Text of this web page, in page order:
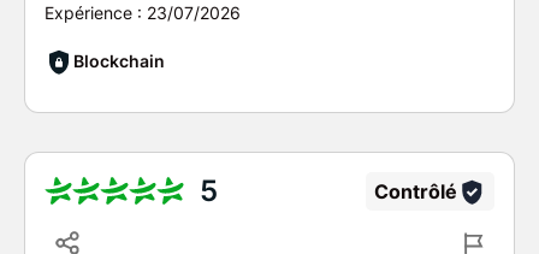
Expérience : 23/07/2026
Blockchain
5 Contrôlé